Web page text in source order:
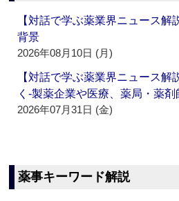
【対話で学ぶ薬業界ニュース
背景
2026年08月10日 (月)
【対話で学ぶ薬業界ニュース
く‐製薬企業や医療、薬局・薬
2026年07月31日 (金)
薬事キーワード解説